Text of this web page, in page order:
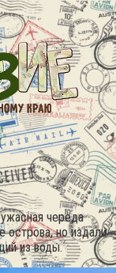
череда
острова, но издали
из воды.